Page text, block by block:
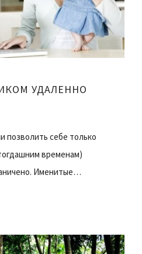
УДАЛЕННО
позволить себе только
временам)
Именитые…